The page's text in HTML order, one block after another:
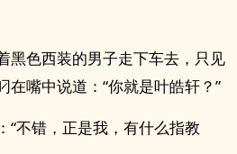
黑色西装的男子走下车去，只见
在嘴中说道：“你就是叶皓轩？”
“不错，正是我，有什么指教